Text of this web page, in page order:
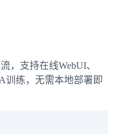
，支持在线WebUI、
训练，无需本地部署即